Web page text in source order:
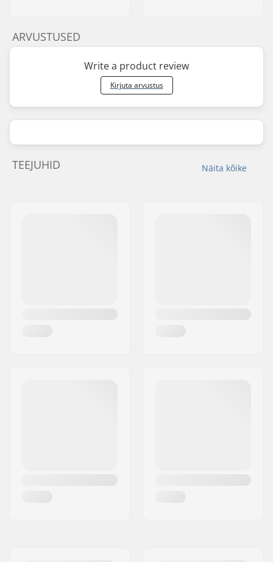
ARVUSTUSED
Write a product review
Kirjuta arvustus
Näita kõike
TEEJUHID